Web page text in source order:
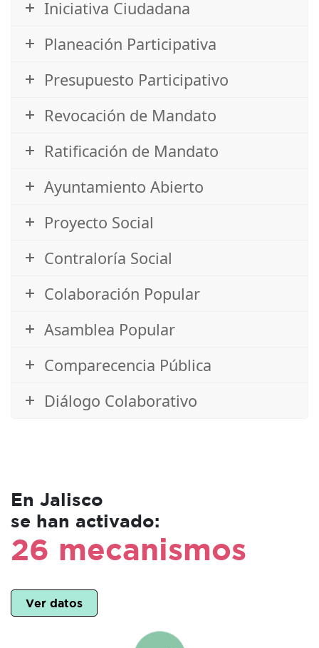
Iniciativa Ciudadana
Planeación Participativa
Presupuesto Participativo
Revocación de Mandato
Ratificación de Mandato
Ayuntamiento Abierto
Proyecto Social
Contraloría Social
Colaboración Popular
Asamblea Popular
Comparecencia Pública
Diálogo Colaborativo
En Jalisco
se han activado:
26 mecanismos
Ver datos